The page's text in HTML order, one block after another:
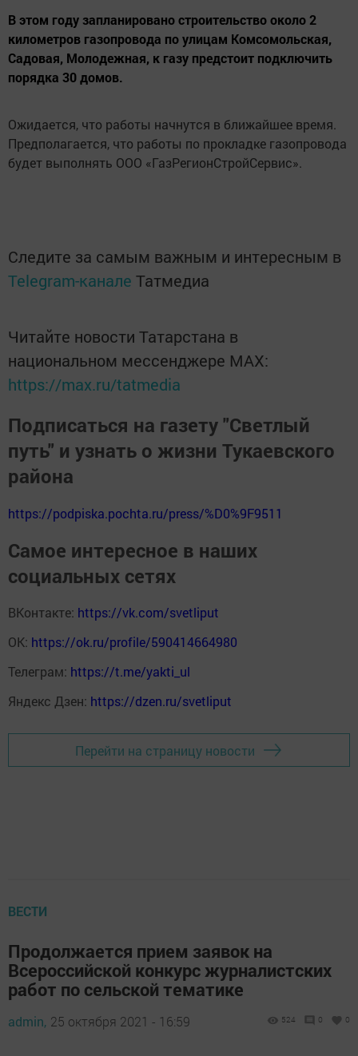
В этом году запланировано строительство около 2
километров газопровода по улицам Комсомольская,
Садовая, Молодежная, к газу предстоит подключить
порядка 30 домов.
Ожидается, что работы начнутся в ближайшее время.
Предполагается, что работы по прокладке газопровода
будет выполнять ООО «ГазРегионСтройСервис».
Следите за самым важным и интересным в
Telegram-канале Татмедиа
Читайте новости Татарстана в
национальном мессенджере MАХ:
https://max.ru/tatmedia
Подписаться на газету "Светлый
путь" и узнать о жизни Тукаевского
района
https://podpiska.pochta.ru/press/%D0%9F9511
Самое интересное в наших
социальных сетях
ВКонтакте: https://vk.com/svetliput
ОК: https://ok.ru/profile/590414664980
Телеграм: https://t.me/yakti_ul
Яндекс Дзен: https://dzen.ru/svetliput
Перейти на страницу новости
ВЕСТИ
Продолжается прием заявок на
Всероссийской конкурс журналистских
работ по сельской тематике
admin, 25 октября 2021 - 16:59 524 0 0